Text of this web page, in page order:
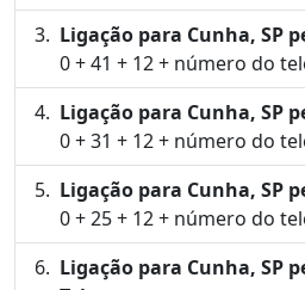
Ligação para Cunha, SP
0 + 41 + 12 + número do
Ligação para Cunha, SP
0 + 31 + 12 + número do
Ligação para Cunha, SP
0 + 25 + 12 + número do
Ligação para Cunha, SP